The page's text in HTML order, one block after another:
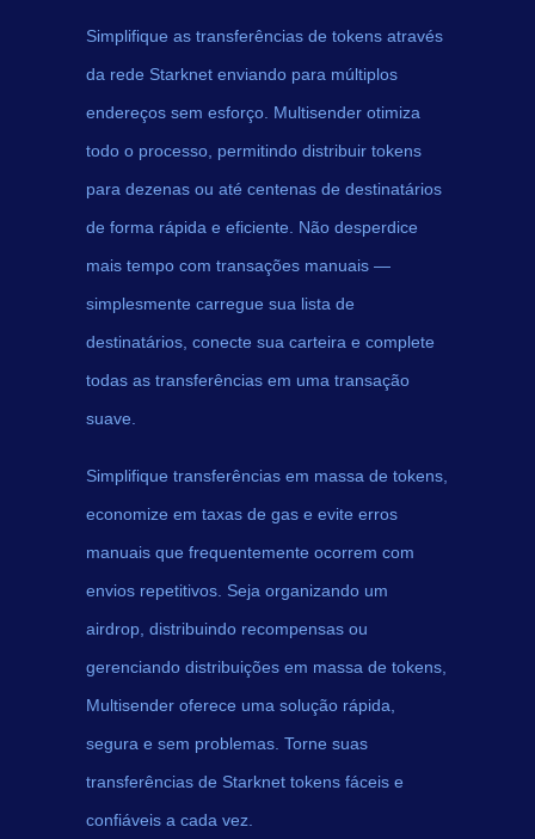
Simplifique as transferências de tokens através
da rede Starknet enviando para múltiplos
endereços sem esforço. Multisender otimiza
todo o processo, permitindo distribuir tokens
para dezenas ou até centenas de destinatários
de forma rápida e eficiente. Não desperdice
mais tempo com transações manuais —
simplesmente carregue sua lista de
destinatários, conecte sua carteira e complete
todas as transferências em uma transação
suave.
Simplifique transferências em massa de tokens,
economize em taxas de gas e evite erros
manuais que frequentemente ocorrem com
envios repetitivos. Seja organizando um
airdrop, distribuindo recompensas ou
gerenciando distribuições em massa de tokens,
Multisender oferece uma solução rápida,
segura e sem problemas. Torne suas
transferências de Starknet tokens fáceis e
confiáveis a cada vez.